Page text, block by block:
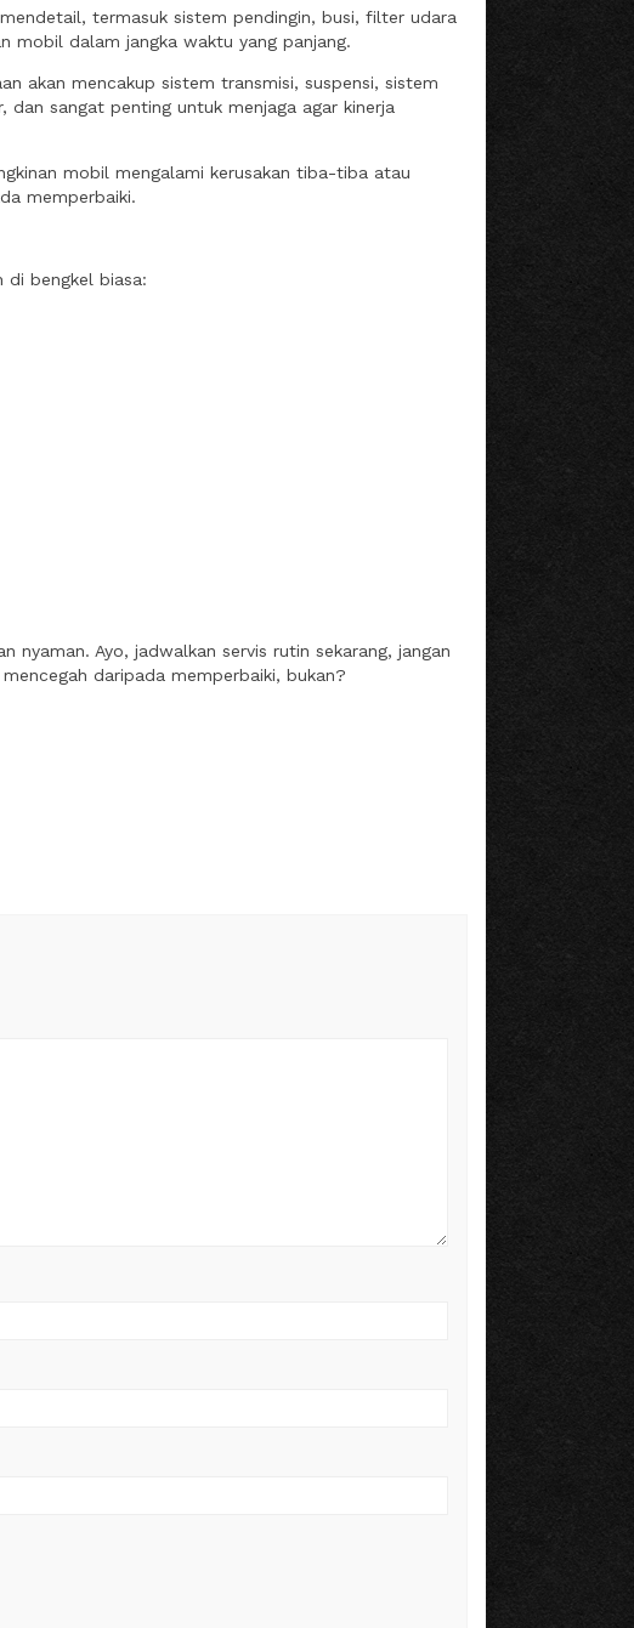
termasuk sistem pendingin, busi, filter udara
mobil dalam jangka waktu yang panjang.
akan mencakup sistem transmisi, suspensi, sistem
sangat penting untuk menjaga agar kinerja
mobil mengalami kerusakan tiba-tiba atau
memperbaiki.
di bengkel biasa:
nyaman. Ayo, jadwalkan servis rutin sekarang, jangan
daripada memperbaiki, bukan?